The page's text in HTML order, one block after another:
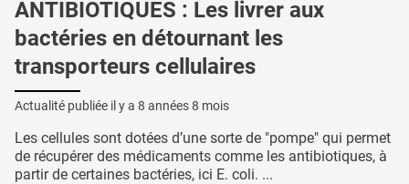
ANTIBIOTIQUES : Les livrer aux
bactéries en détournant les
transporteurs cellulaires
Actualité publiée il y a 8 années 8 mois
Les cellules sont dotées d’une sorte de "pompe" qui permet
de récupérer des médicaments comme les antibiotiques, à
partir de certaines bactéries, ici E. coli. ...